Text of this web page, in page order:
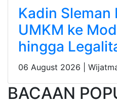
Kadin Sleman
UMKM ke
hingga
06 August 2026 |
BACAAN